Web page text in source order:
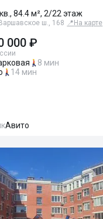
84.4 м², 2/22 этаж
ш., 168 📍 На карте
000 ₽
8 мин
14 мин
Авито